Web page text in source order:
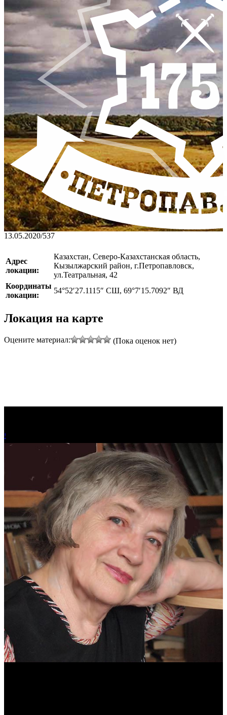
13.05.2020/537
Адрес
локации:
Казахстан, Северо-Казахстанская область,
Кызылжарский район, г.Петропавловск,
ул.Театральная, 42
Координаты
локации:
54°52′27.1115″ СШ, 69°7′15.7092″ ВД
Локация на карте
Оцените материал:
(Пока оценок нет)
!